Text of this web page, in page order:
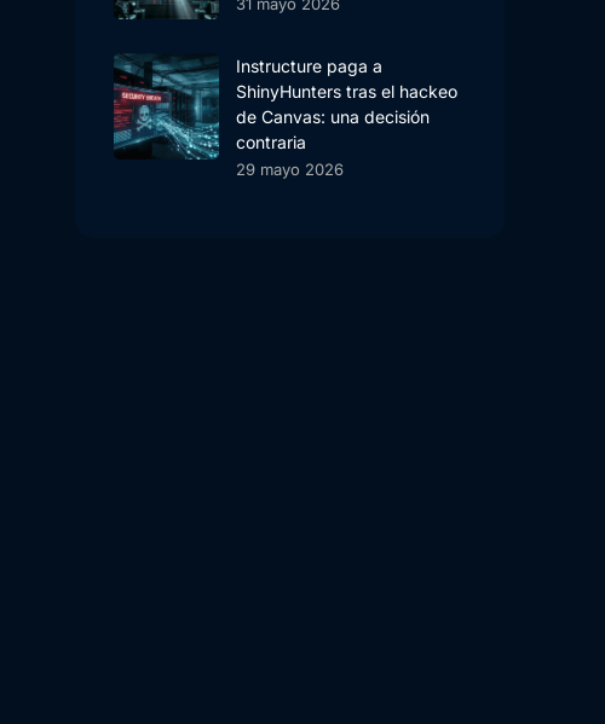
Instructure paga a
ShinyHunters tras el hackeo
de Canvas: una decisión
contraria
29 mayo 2026